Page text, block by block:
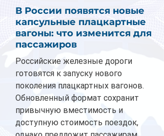
В России появятся новые
капсульные плацкартные
вагоны: что изменится для
пассажиров
Российские железные дороги
готовятся к запуску нового
поколения плацкартных вагонов.
Обновленный формат сохранит
привычную вместимость и
доступную стоимость поездок,